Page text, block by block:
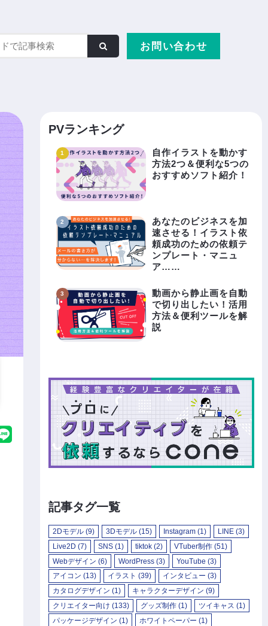
お問い合わせ
PVランキング
自作イラストを動かす
方法2つ＆便利な5つの
おすすめソフト紹介！
あなたのビジネスを加
速させる！イラスト依
頼成功のための依頼テ
ンプレート・マニュ
ア……
動画から静止画を自動
で切り出したい！活用
方法＆便利ツールを解
説
記事タグ一覧
2Dモデル(9) 3Dモデル(15) Instagram (1) LINE (3)
Live2D (7) SNS(1) tiktok (2) VTuber制作 (51)
Webデザイン (6) WordPress(3) YouTube (3)
アイコン (13) イラスト (39) インタビュー (3)
カタログデザイン (1) キャラクターデザイン (9)
クリエイター向け (133) グッズ制作(1) ツイキャス (1)
パッケージデザイン (1) ホワイトペーパー (1)